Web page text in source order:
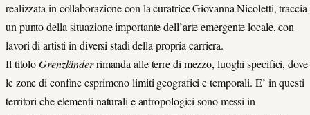
realizzata in collaborazione con la curatrice Giovanna Nicoletti, traccia
un punto della situazione importante dell’arte emergente locale, con
lavori di artisti in diversi stadi della propria carriera.
Il titoloGrenzländerrimanda alle terre di mezzo, luoghi specifici, dove
le zone di confine esprimono limiti geografici e temporali. E’ in questi
territori che elementi naturali e antropologici sono messi in